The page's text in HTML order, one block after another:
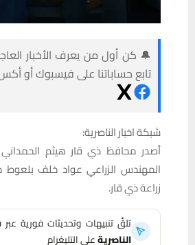
🔔 كن أول من يعرف الأخبار
تابع حساباتنا على فيسبوك أو
شبكة اخبار الناصرية:
أصدر محافظ ذي قار هيثم الحمداني
المهندس الزراعي عواد خلف بلعوط
زراعة ذي قار.
تلقَّ تنبيهات وتحديثات فورية عبر
الناصريةعلى التليغرام